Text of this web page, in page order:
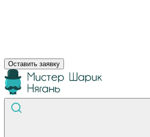
Оставить заявку